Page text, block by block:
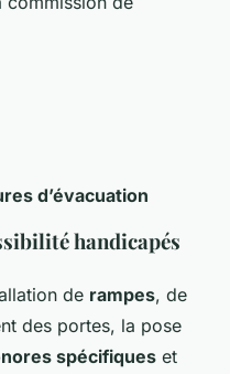
d’évacuation
handicapés
de rampes, de
des portes, la pose
spécifiques et